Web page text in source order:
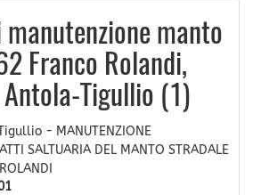
manutenzione manto
Franco Rolandi,
Tigullio (1)
- MANUTENZIONE
SALTUARIA DEL MANTO STRADALE